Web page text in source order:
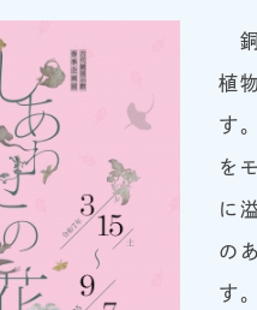
銅
植
す
を
に
の
す。